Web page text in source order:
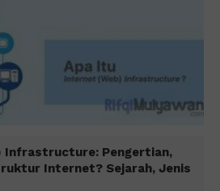
Infrastructure: Pengertian,
Internet? Sejarah, Jenis